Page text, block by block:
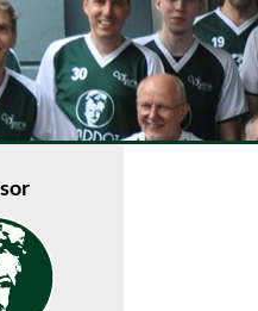
Vips Bardot
dames- en 4
competitie